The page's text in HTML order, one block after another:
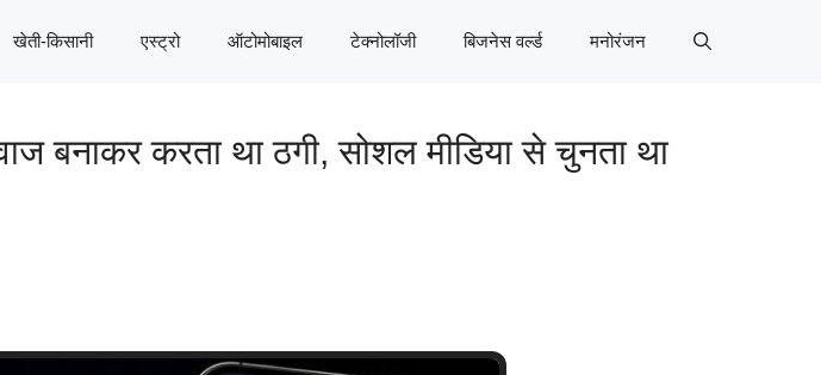
खेती-किसानी एस्ट्रो ऑटोमोबाइल टेक्नोलॉजी बिजनेस वर्ल्ड मनोरंजन
बनाकर करता था ठगी, सोशल मीडिया से चुनता था